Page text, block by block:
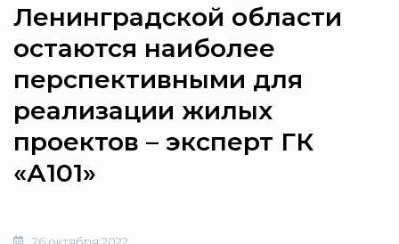
Новостройки на карте
Черный список ЖК
Рекламодателям
Политика конфиденциальности
Ленинградской области
остаются наиболее
перспективными для
реализации жилых
проектов – эксперт ГК
«А101»